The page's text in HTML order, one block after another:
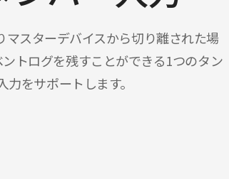
スターデバイスから切り離された場
トログを残すことができる1つのタン
をサポートします。